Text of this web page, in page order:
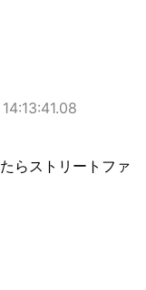
らストリートファ